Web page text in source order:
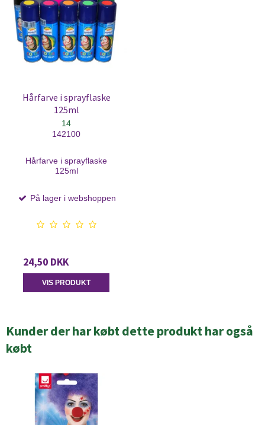
Hårfarve i sprayflaske
125ml
14
142100
Hårfarve i sprayflaske
125ml
På lager i webshoppen
24,50 DKK
VIS PRODUKT
Kunder der har købt dette produkt har også
købt